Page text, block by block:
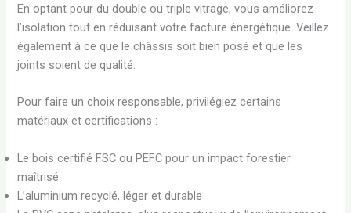
En optant pour du double ou triple vitrage, vous améliorez
l’isolation tout en réduisant votre facture énergétique. Veillez
également à ce que le châssis soit bien posé et que les
joints soient de qualité.
Pour faire un choix responsable, privilégiez certains
matériaux et certifications :
Le bois certifié FSC ou PEFC pour un impact forestier
maîtrisé
L’aluminium recyclé, léger et durable